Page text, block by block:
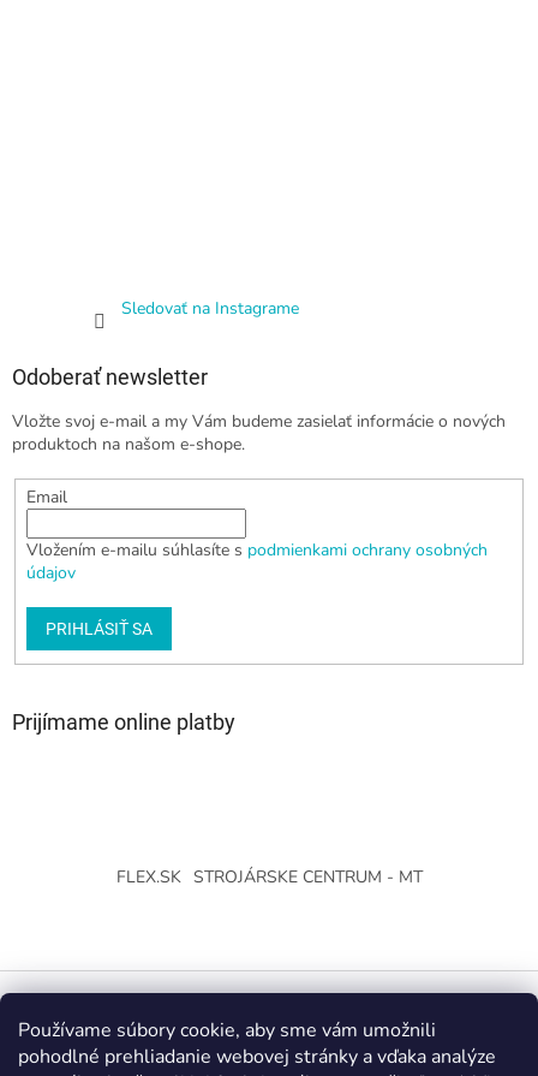
Používame súbory cookie, aby sme vám umožnili
pohodlné prehliadanie webovej stránky a vďaka analýze
Sledovať na Instagrame
Odoberať newsletter
Vložte svoj e-mail a my Vám budeme zasielať informácie o nových
produktoch na našom e-shope.
Email
Vložením e-mailu súhlasíte s podmienkami ochrany osobných
údajov
PRIHLÁSIŤ SA
Prijímame online platby
FLEX.SK STROJÁRSKE CENTRUM - MT
Vytvoril Shoptet